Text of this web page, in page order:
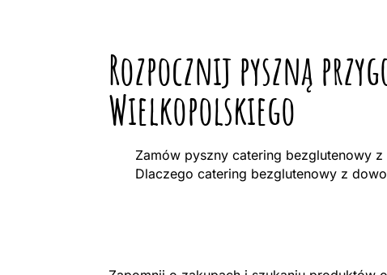
Rozpocznij pyszną
Wielkopolskiego
Zamów pyszny catering bezglutenowy
Dlaczego catering bezglutenowy z